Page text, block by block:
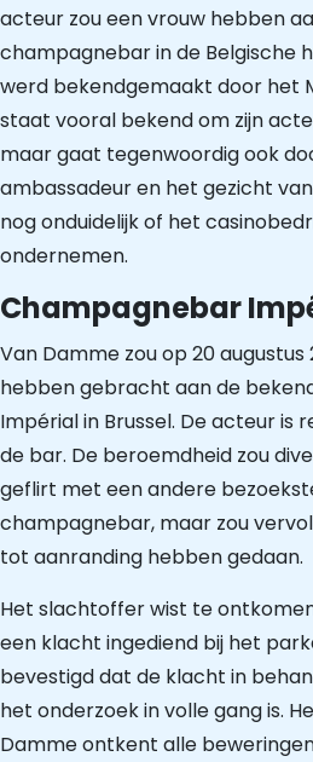
acteur zou een vrouw hebben
champagnebar in de Belgische
werd bekendgemaakt door het
staat vooral bekend om zijn
maar gaat tegenwoordig ook
ambassadeur en het gezicht
nog onduidelijk of het
ondernemen.
Champagnebar
Van Damme zou op 20 augustus
hebben gebracht aan de
Impérial in Brussel. De acteur is
de bar. De beroemdheid zou
geflirt met een andere
champagnebar, maar zou
tot aanranding hebben gedaan.
Het slachtoffer wist te
een klacht ingediend bij het
bevestigd dat de klacht in
het onderzoek in volle gang is.
Damme ontkent alle